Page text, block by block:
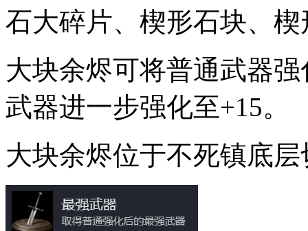
石大碎片、楔形石块、
大块余烬可将普通武器
武器进一步强化至+15。
大块余烬位于不死镇底